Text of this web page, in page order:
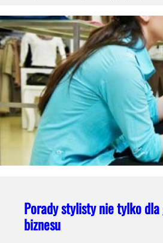
Porady stylisty nie tylko dla
biznesu